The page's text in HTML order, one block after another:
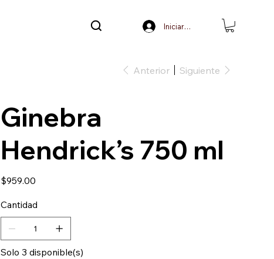
Iniciar sesión
Anterior Siguiente
Ginebra
Hendrick’s 750 ml
Precio
$959.00
Cantidad
Solo 3 disponible(s)